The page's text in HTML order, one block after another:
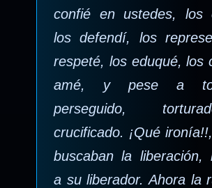
confié en ustedes, los
los defendí, los
respeté, los eduqué, los
amé, y pese a
perseguido,
crucificado. ¡Qué
buscaban la liberación,
a su liberador. Ahora la